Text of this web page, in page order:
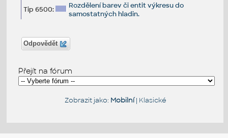
Tip 6500:
Rozdělení barev či entit výkresu do
samostatných hladin.
Odpovědět
Přejít na fórum
Zobrazit jako: Mobilní| Klasické